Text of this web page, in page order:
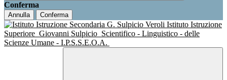
Conferma
Annulla Conferma
Istituto Istruzione
Superiore Giovanni Sulpicio Scientifico - Linguistico - delle
Scienze Umane - I.P.S.S.E.O.A.